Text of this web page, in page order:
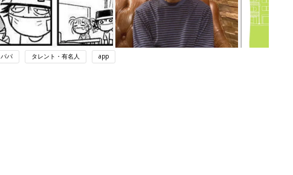
パパ タレント・有名人 app